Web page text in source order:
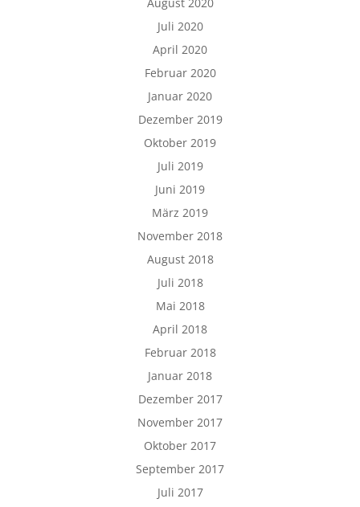
Juli 2020
April 2020
Februar 2020
Januar 2020
Dezember 2019
Oktober 2019
Juli 2019
Juni 2019
März 2019
November 2018
August 2018
Juli 2018
Mai 2018
April 2018
Februar 2018
Januar 2018
Dezember 2017
November 2017
Oktober 2017
September 2017
Juli 2017